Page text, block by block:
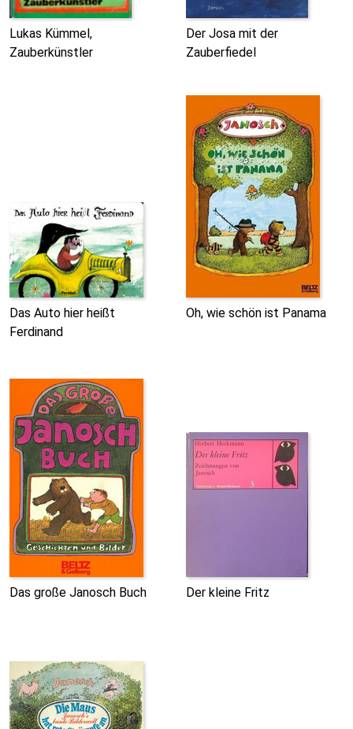
Lukas Kümmel,
Zauberkünstler
Der Josa mit der
Zauberfiedel
Das Auto hier heißt
Ferdinand
Oh, wie schön ist Panama
Das große Janosch Buch Der kleine Fritz